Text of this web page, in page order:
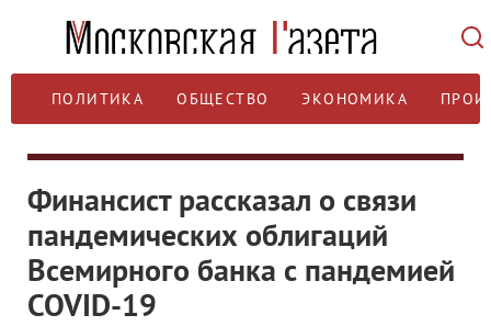
ПОЛИТИКА ОБЩЕСТВО ЭКОНОМИКА
Финансист рассказал о связи
пандемических облигаций
Всемирного банка с пандемией
COVID-19